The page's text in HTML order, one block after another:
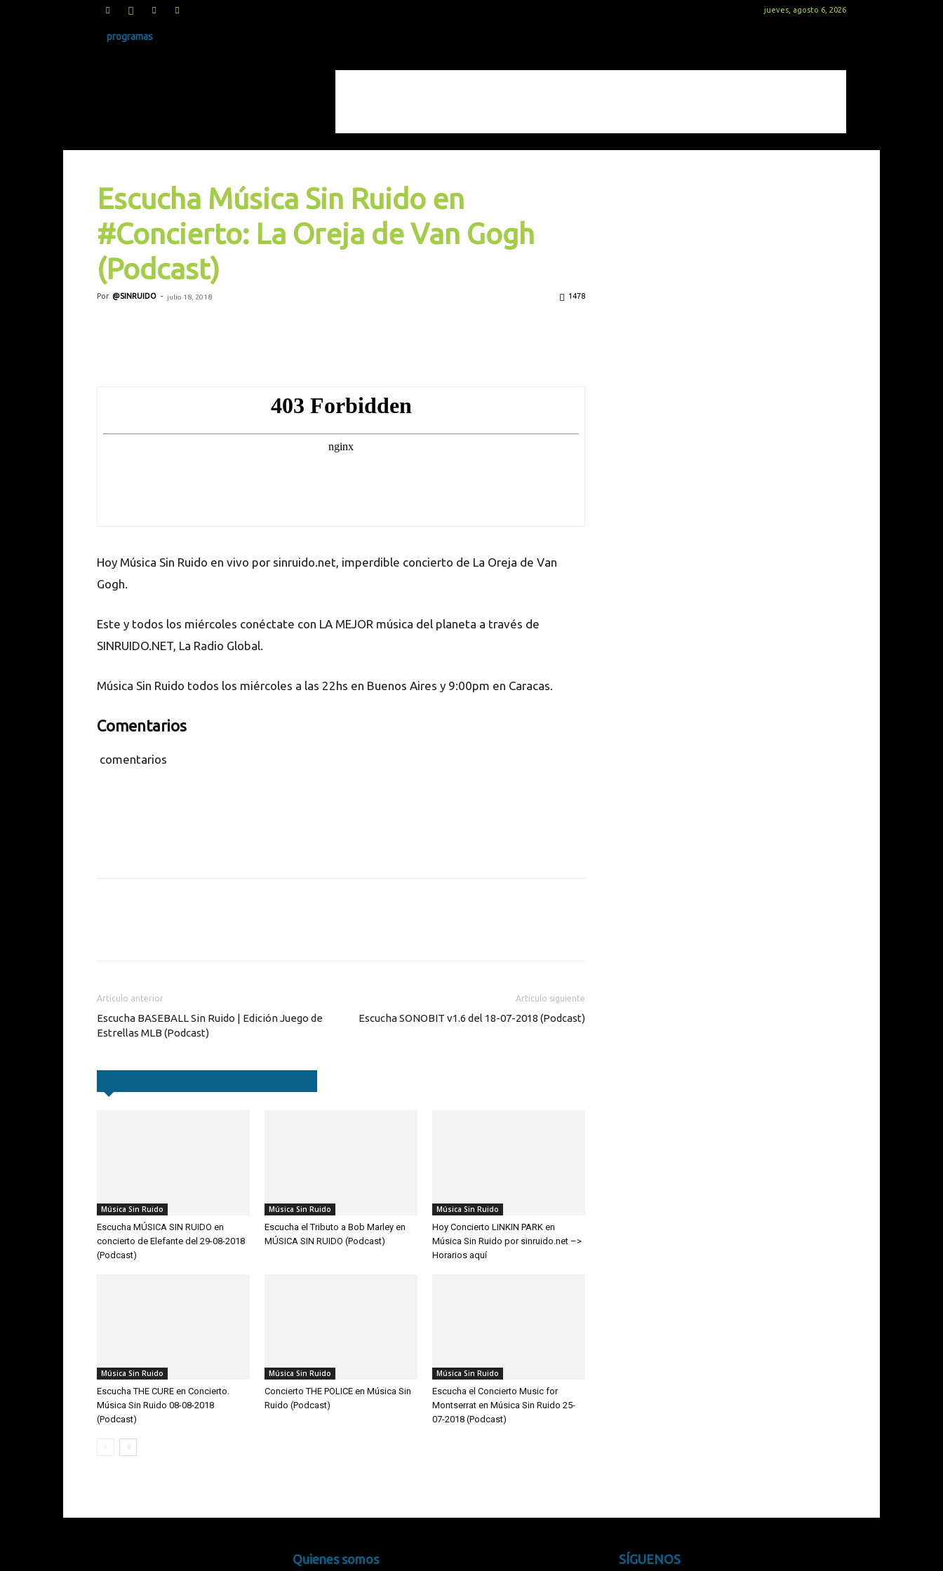
jueves, agosto 6, 2026
programas
Escucha Música Sin Ruido en
#Concierto: La Oreja de Van Gogh
(Podcast)
Por @SINRUIDO - julio 18, 2018 1478
Hoy Música Sin Ruido en vivo por sinruido.net, imperdible concierto de La Oreja de Van
Gogh.
Este y todos los miércoles conéctate con LA MEJOR música del planeta a través de
SINRUIDO.NET, La Radio Global.
Música Sin Ruido todos los miércoles a las 22hs en Buenos Aires y 9:00pm en Caracas.
Comentarios
comentarios
Artículo anterior
Escucha BASEBALL Sin Ruido | Edición Juego de
Estrellas MLB (Podcast)
Artículo siguiente
Escucha SONOBIT v1.6 del 18-07-2018 (Podcast)
Música Sin Ruido
Escucha MÚSICA SIN RUIDO en
concierto de Elefante del 29-08-2018
(Podcast)
Música Sin Ruido
Escucha el Tributo a Bob Marley en
MÚSICA SIN RUIDO (Podcast)
Música Sin Ruido
Hoy Concierto LINKIN PARK en
Música Sin Ruido por sinruido.net –>
Horarios aquí
Música Sin Ruido
Escucha THE CURE en Concierto.
Música Sin Ruido 08-08-2018
(Podcast)
Música Sin Ruido
Concierto THE POLICE en Música Sin
Ruido (Podcast)
Música Sin Ruido
Escucha el Concierto Music for
Montserrat en Música Sin Ruido 25-
07-2018 (Podcast)
Quienes somos SÍGUENOS